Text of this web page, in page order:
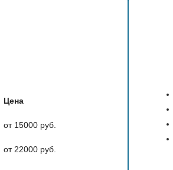
Цена
от 15000 руб.
от 22000 руб.